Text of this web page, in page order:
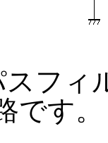
フィ
です。